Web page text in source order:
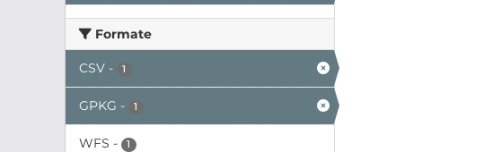
Formate
CSV - 1
GPKG - 1
WFS - 1